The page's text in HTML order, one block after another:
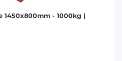
- 1000kg |